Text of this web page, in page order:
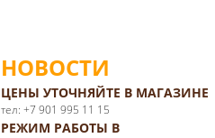
НОВОСТИ
ЦЕНЫ УТОЧНЯЙТЕ В МАГАЗИНЕ
тел: +7 901 995 11 15
РЕЖИМ РАБОТЫ В